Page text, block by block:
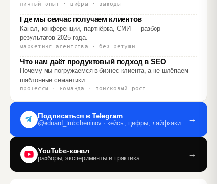
личный опыт · цифры · выводы
Где мы сейчас получаем клиентов
Канал, конференции, партнёрка, СМИ — разбор
результатов 2025 года.
маркетинг агентства · без ретуши
Что нам даёт продуктовый подход в SEO
Почему мы погружаемся в бизнес клиента, а не шлёпаем
шаблонные семантики.
процессы · команда · поисковый рост
Подписаться в Telegram
@eduard_trubcheninov · кейсы, цифры, лайфхаки →
YouTube‑канал
разборы, эксперименты и практика →